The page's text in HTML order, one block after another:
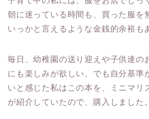
朝に迷っている時間も、買った服を
いっかと言えるような金銭的余裕も
毎日、幼稚園の送り迎えや子供達の
にも楽しみが欲しい、でも自分基準
いと感じた私はこの本を、ミニマリ
が紹介していたので、購入しました。